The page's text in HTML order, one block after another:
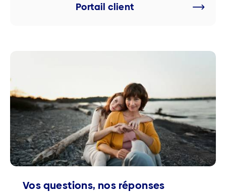
Portail client
Vos questions, nos réponses